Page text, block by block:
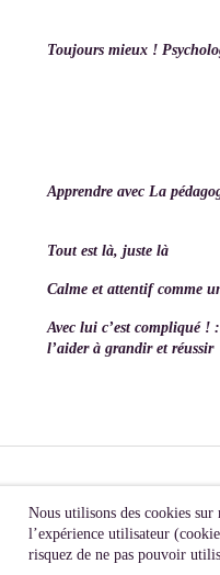
Toujours mieux !
Apprendre avec La
Tout est là, juste là
Calme et attentif comme
Avec lui c’est compliqué !
l’aider à grandir et réussir
Nous utilisons des cookies sur
l’expérience utilisateur
risquez de ne pas pouvoir